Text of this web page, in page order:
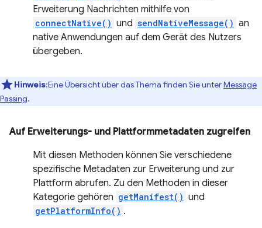
Erweiterung Nachrichten mithilfe von
connectNative() und sendNativeMessage() an
native Anwendungen auf dem Gerät des Nutzers
übergeben.
Hinweis:Eine Übersicht über das Thema finden Sie unterMessage
Passing.
Auf Erweiterungs- und Plattformmetadaten zugreifen
Mit diesen Methoden können Sie verschiedene
spezifische Metadaten zur Erweiterung und zur
Plattform abrufen. Zu den Methoden in dieser
Kategorie gehören getManifest() und
getPlatformInfo() .